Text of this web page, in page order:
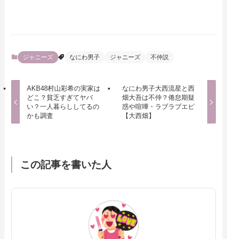
ジャニーズ なにわ男子 ジャニーズ 不仲説
AKB48村山彩希の実家は
どこ？貧乏すぎてヤバ
い？一人暮らししてるの
かも調査
なにわ男子大西流星と西
畑大吾は不仲？倦怠期疑
惑や喧嘩・ラブラブエピ
【大西畑】
この記事を書いた人